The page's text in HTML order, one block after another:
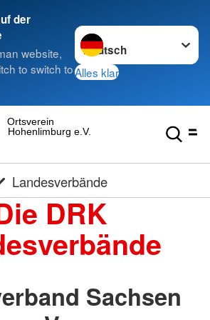
der
website,
to switch to
Sprache wechseln zu
Alles klar
Hohenlimburg e.V.
Ortsverein
Landesverbände
DRK
Sachsen